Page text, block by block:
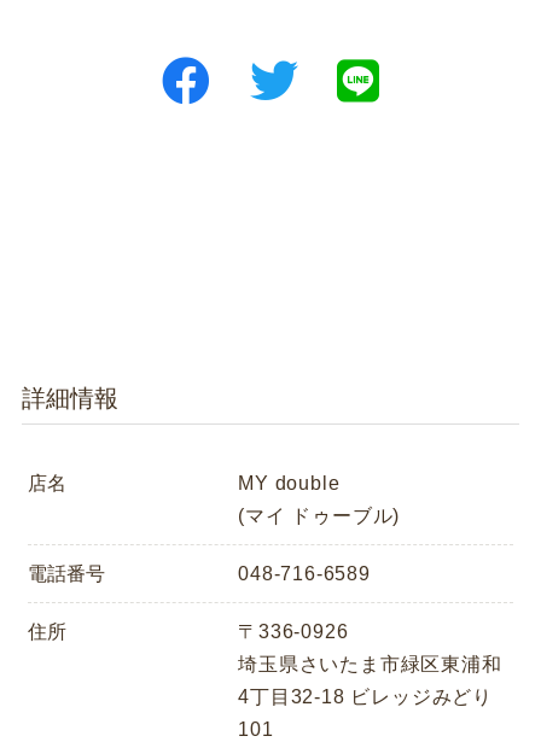
詳細情報
店名
MY double
(マイ ドゥーブル)
電話番号 048-716-6589
住所
〒336-0926
埼玉県さいたま市緑区東浦和
4丁目32-18 ビレッジみどり
101